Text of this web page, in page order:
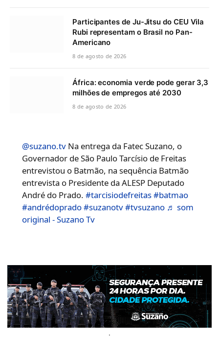
Participantes de Ju-Jitsu do CEU Vila
Rubi representam o Brasil no Pan-
Americano
8 de agosto de 2026
África: economia verde pode gerar 3,3
milhões de empregos até 2030
8 de agosto de 2026
@suzano.tv Na entrega da Fatec Suzano, o
Governador de São Paulo Tarcísio de Freitas
entrevistou o Batmão, na sequência Batmão
entrevista o Presidente da ALESP Deputado
André do Prado.#tarcisiodefreitas#batmao
#andrédoprado#suzanotv#tvsuzano ♬ som
original - Suzano Tv
.